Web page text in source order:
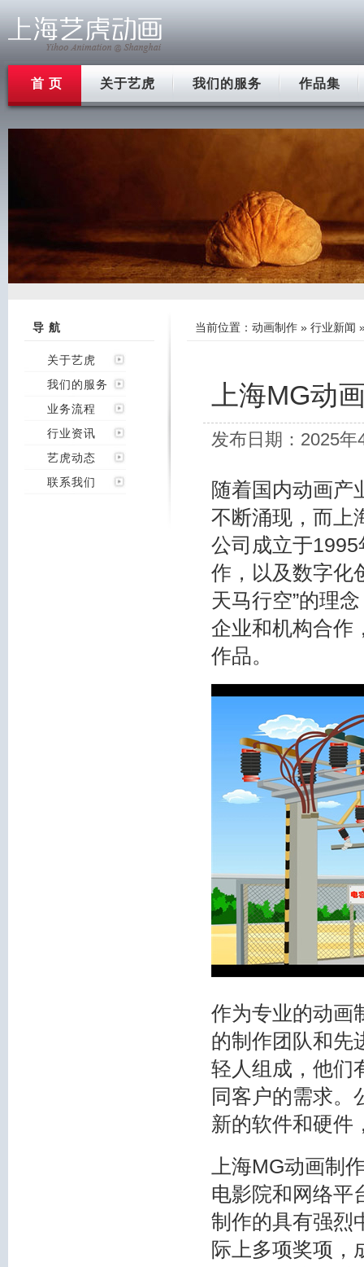
首 页 关于艺虎 我们的服务 作品集
导 航
关于艺虎
我们的服务
业务流程
行业资讯
艺虎动态
联系我们
当前位置： 动画制作 » 行业新闻
上海MG动
发布日期：2025
随着国内动画产
不断涌现，而上
公司成立于
作，以及数字化
天马行空”的理
企业和机构合作
作品。
作为专业的动画
的制作团队和先
轻人组成，他们
同客户的需求。
新的软件和硬件
上海MG动画制
电影院和网络平
制作的具有强烈
际上多项奖项，